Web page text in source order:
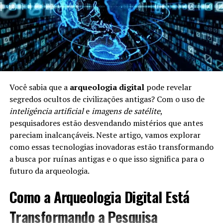
Alimentação e Longevidade
Aalimentaçãoé um dos pilares da longevidade. Uma
dieta equilibrada e rica em nutrientes pode aumentar a
expectativa de vida. Aqui estão alguns pontos
Frutas e Verduras:Ricas em vitaminas e
antioxidantes, ajudam a combater doenças.
Riqueza em Omega-3:Alimentos como peixe e
nozes são benéficos para o coração.
Moderação:Comer porções controladas é crucial
para evitar doenças ligadas à obesidade.
A Importância da Atividade Física
Manter-se fisicamente ativo é essencial para a
Você sabia que a arqueologia digitalpode revelar
segredos ocultos de civilizações antigas? Com o uso de
inteligência artificialeimagens de satélite,
pesquisadores estão desvendando mistérios que antes
pareciam inalcançáveis. Neste artigo, vamos explorar
como essas tecnologias inovadoras estão transformando
a busca por ruínas antigas e o que isso significa para o
futuro da arqueologia.
Como a Arqueologia Digital Está
Transformando a Pesquisa